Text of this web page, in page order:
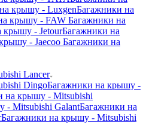
крышу - LuxgenБагажники на
крышу - FAW Багажники на
крышу - JetourБагажники на
- Jaecoo Багажники на
Lancer
DingoБагажники на крышу -
на крышу - Mitsubishi
- Mitsubishi GalantБагажники на
Багажники на крышу - Mitsubishi